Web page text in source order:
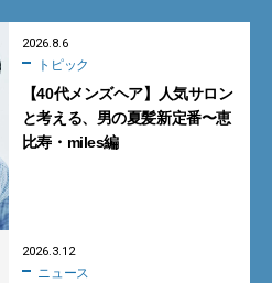
2026.8.6
トピック
【40代メンズヘア】人気サロン
と考える、男の夏髪新定番〜恵
比寿・miles編
2026.3.12
ニュース